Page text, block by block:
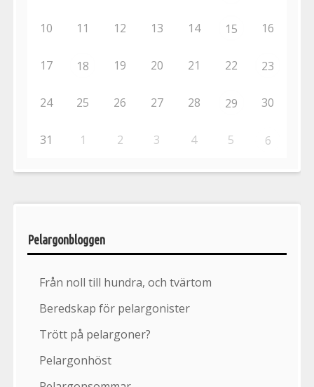
10 11 12 13 14 15 16
17 18 19 20 21 22 23
24 25 26 27 28 29 30
31 1 2 3 4 5 6
Pelargonbloggen
Från noll till hundra, och tvärtom
Beredskap för pelargonister
Trött på pelargoner?
Pelargonhöst